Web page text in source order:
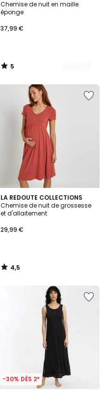
Chemise de nuit en maille
éponge
37,99 €
/
5
Couleurs
5
/
LA REDOUTE COLLECTIONS
Chemise de nuit de grossesse
et d'allaitement
29,99 €
4,5
/ 5
4,5
/
-30% DÈS 2*